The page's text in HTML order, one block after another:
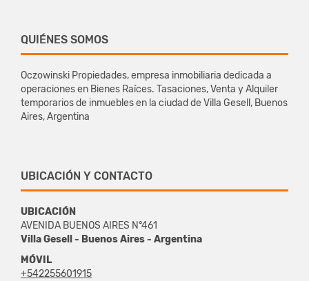
QUIÉNES SOMOS
Oczowinski Propiedades, empresa inmobiliaria dedicada a
operaciones en Bienes Raíces. Tasaciones, Venta y Alquiler
temporarios de inmuebles en la ciudad de Villa Gesell, Buenos
Aires, Argentina
UBICACIÓN Y CONTACTO
UBICACIÓN
AVENIDA BUENOS AIRES N°461
Villa Gesell - Buenos Aires - Argentina
MÓVIL
+542255601915